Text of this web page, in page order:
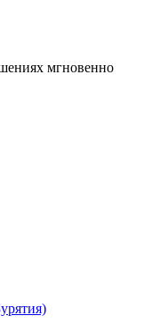
мгновенно